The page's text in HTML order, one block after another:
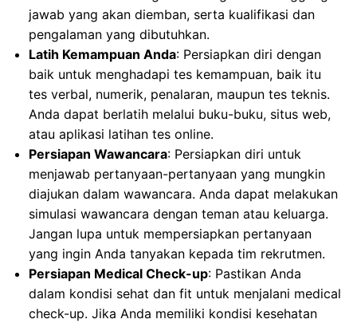
jawab yang akan diemban, serta kualifikasi dan
pengalaman yang dibutuhkan.
Latih Kemampuan Anda: Persiapkan diri dengan
baik untuk menghadapi tes kemampuan, baik itu
tes verbal, numerik, penalaran, maupun tes teknis.
Anda dapat berlatih melalui buku-buku, situs web,
atau aplikasi latihan tes online.
Persiapan Wawancara: Persiapkan diri untuk
menjawab pertanyaan-pertanyaan yang mungkin
diajukan dalam wawancara. Anda dapat melakukan
simulasi wawancara dengan teman atau keluarga.
Jangan lupa untuk mempersiapkan pertanyaan
yang ingin Anda tanyakan kepada tim rekrutmen.
Persiapan Medical Check-up: Pastikan Anda
dalam kondisi sehat dan fit untuk menjalani medical
check-up. Jika Anda memiliki kondisi kesehatan